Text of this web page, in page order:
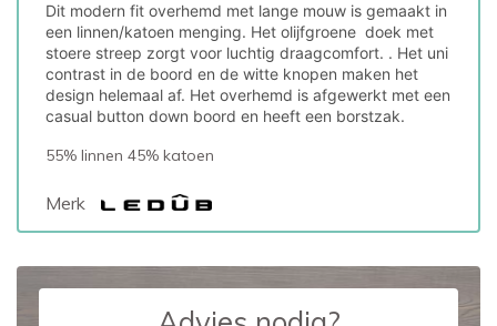
Dit modern fit overhemd met lange mouw is gemaakt in
een linnen/katoen menging. Het olijfgroene doek met
stoere streep zorgt voor luchtig draagcomfort. . Het uni
contrast in de boord en de witte knopen maken het
design helemaal af. Het overhemd is afgewerkt met een
casual button down boord en heeft een borstzak.
55% linnen 45% katoen
Merk